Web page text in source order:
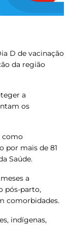
D de vacinação
da região
a
os
como
por mais de 81
Saúde.
a
pós-parto,
comorbidades.
indígenas,